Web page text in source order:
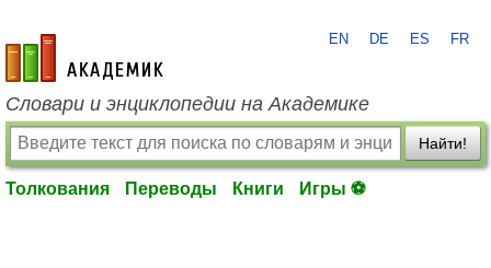
academic.ru
EN DE ES FR
Словари и энциклопедии на Академике
Найти!
Толкования Переводы Книги Игры ⚽